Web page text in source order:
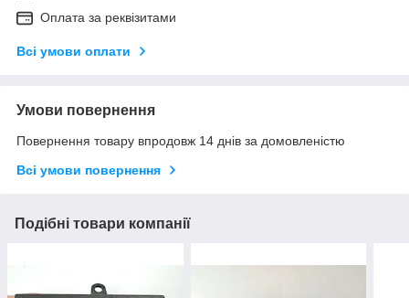
Оплата за реквізитами
Всі умови оплати
Умови повернення
Повернення товару впродовж 14 днів за домовленістю
Всі умови повернення
Подібні товари компанії